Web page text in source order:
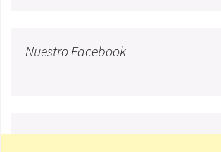
Nuestro Facebook